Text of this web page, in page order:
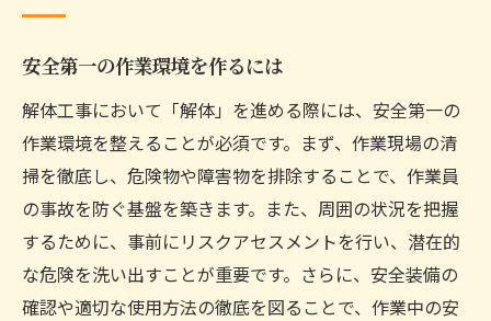
安全第一の作業環境を作るには
解体工事において「解体」を進める際には、安全第一の
作業環境を整えることが必須です。まず、作業現場の清
掃を徹底し、危険物や障害物を排除することで、作業員
の事故を防ぐ基盤を築きます。また、周囲の状況を把握
するために、事前にリスクアセスメントを行い、潜在的
な危険を洗い出すことが重要です。さらに、安全装備の
確認や適切な使用方法の徹底を図ることで、作業中の安